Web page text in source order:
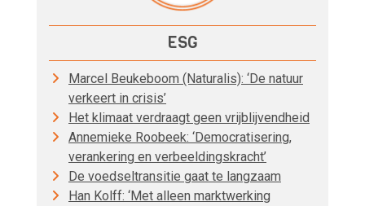
ESG
Marcel Beukeboom (Naturalis): ‘De natuur
verkeert in crisis’
Het klimaat verdraagt geen vrijblijvendheid
Annemieke Roobeek: ‘Democratisering,
verankering en verbeeldingskracht’
De voedseltransitie gaat te langzaam
Han Kolff: ‘Met alleen marktwerking